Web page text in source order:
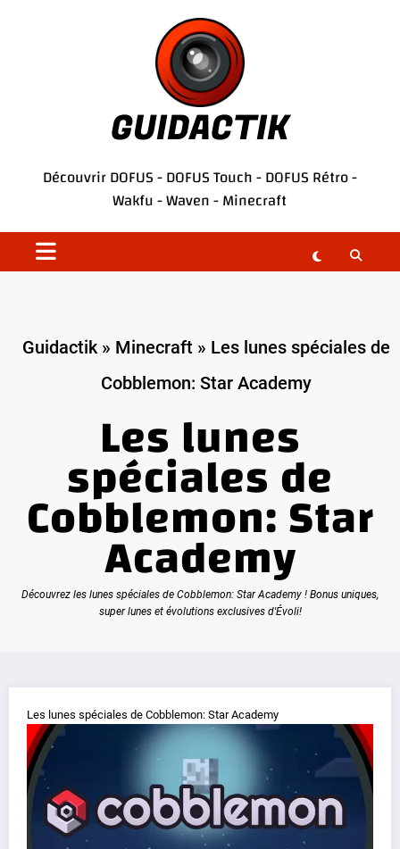
GUIDACTIK
DécouvrirDOFUS-DOFUS Touch-DOFUS Rétro-
Wakfu-Waven-Minecraft
Guidactik» Minecraft» Les lunes spéciales de
Cobblemon: Star Academy
Les lunes
spéciales de
Cobblemon: Star
Academy
Découvrez les lunes spéciales de Cobblemon: Star Academy ! Bonus uniques,
super lunes et évolutions exclusives d'Évoli!
Les lunes spéciales de Cobblemon: Star Academy